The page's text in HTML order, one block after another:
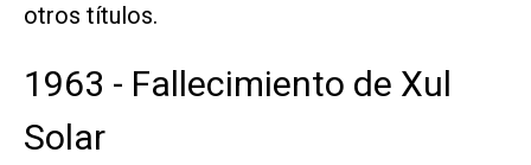
otros títulos.
1963 - Fallecimiento de Xul
Solar